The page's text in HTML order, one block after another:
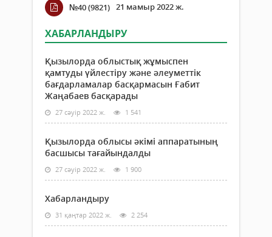
№40 (9821) 21 мамыр 2022 ж.
ХАБАРЛАНДЫРУ
Қызылорда облыстық жұмыспен
қамтуды үйлестіру және әлеуметтік
бағдарламалар басқармасын Ғабит
Жаңабаев басқарады
27 сәуір 2022 ж. 1 541
Қызылорда облысы әкімі аппаратының
басшысы тағайындалды
27 сәуір 2022 ж. 1 900
Хабарландыру
31 қаңтар 2022 ж. 2 254